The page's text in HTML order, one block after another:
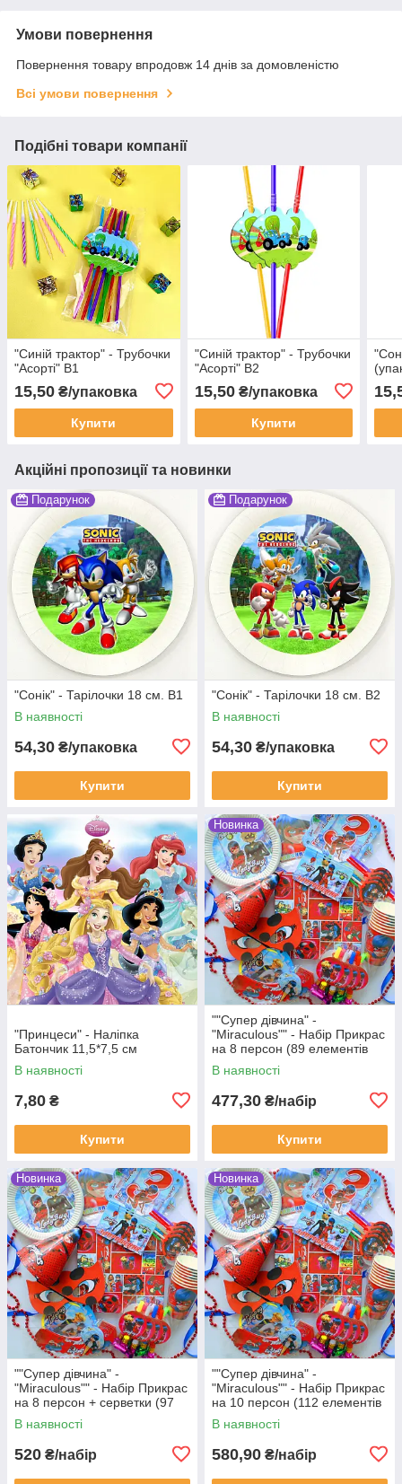
Умови повернення
Повернення товару впродовж 14 днів за домовленістю
Всі умови повернення
Подібні товари компанії
"Синій трактор" - Трубочки
"Асорті" В1
15,50 ₴/упаковка
Купити
"Синій трактор" - Трубочки
"Асорті" В2
15,50₴/упаковка
Купити
Акційні пропозиції та новинки
Подарунок
"Сонік" - Тарілочки 18 см. В1
В наявності
54,30 ₴/упаковка
Купити
Подарунок
"Сонік" - Тарілочки 18 см. В2
В наявності
54,30 ₴/упаковка
Купити
"Принцеси" - Наліпка
Батончик 11,5*7,5 см
В наявності
7,80 ₴
Купити
Новинка
""Супер дівчина" -
"Miraculous"" - Набір Прикрас
на 8 персон (89 елементів
декору)
В наявності
477,30 ₴/набір
Купити
Новинка
""Супер дівчина" -
"Miraculous"" - Набір Прикрас
на 8 персон + серветки (97
елементів декора)
В наявності
520 ₴/набір
Новинка
""Супер дівчина" -
"Miraculous"" - Набір Прикрас
на 10 персон (112 елементів
декору)
В наявності
580,90 ₴/набір